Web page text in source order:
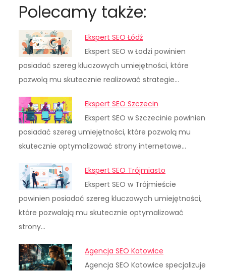
Polecamy także:
Ekspert SEO Łódź
Ekspert SEO w Łodzi powinien
posiadać szereg kluczowych umiejętności, które
pozwolą mu skutecznie realizować strategie…
Ekspert SEO Szczecin
Ekspert SEO w Szczecinie powinien
posiadać szereg umiejętności, które pozwolą mu
skutecznie optymalizować strony internetowe…
Ekspert SEO Trójmiasto
Ekspert SEO w Trójmieście
powinien posiadać szereg kluczowych umiejętności,
które pozwalają mu skutecznie optymalizować
strony…
Agencja SEO Katowice
Agencja SEO Katowice specjalizuje